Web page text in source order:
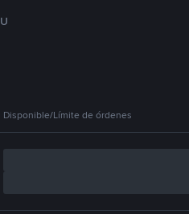
U
Disponible/Límite de órdenes